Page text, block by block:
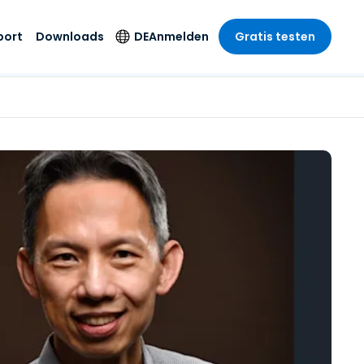
SSO
Endpunkterkennung
und -reaktion
Foxpass Wi-Fi Zugriff
und Kontrolle
Sicherer Zero-Trust-
Arbeitsbereich
Shield (Anti-Betrug)
Alle Produkte
Unterhaltung
und
Sektor
und Design
& Buchhaltung
Unterhaltung
anzeigen
Downloads DE
Deutsch
Español
Français
Italiano
Nederlands
Português
简体中文
繁體中文
Anmelden Gratis testen